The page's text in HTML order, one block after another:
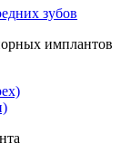
зубов
имплантов